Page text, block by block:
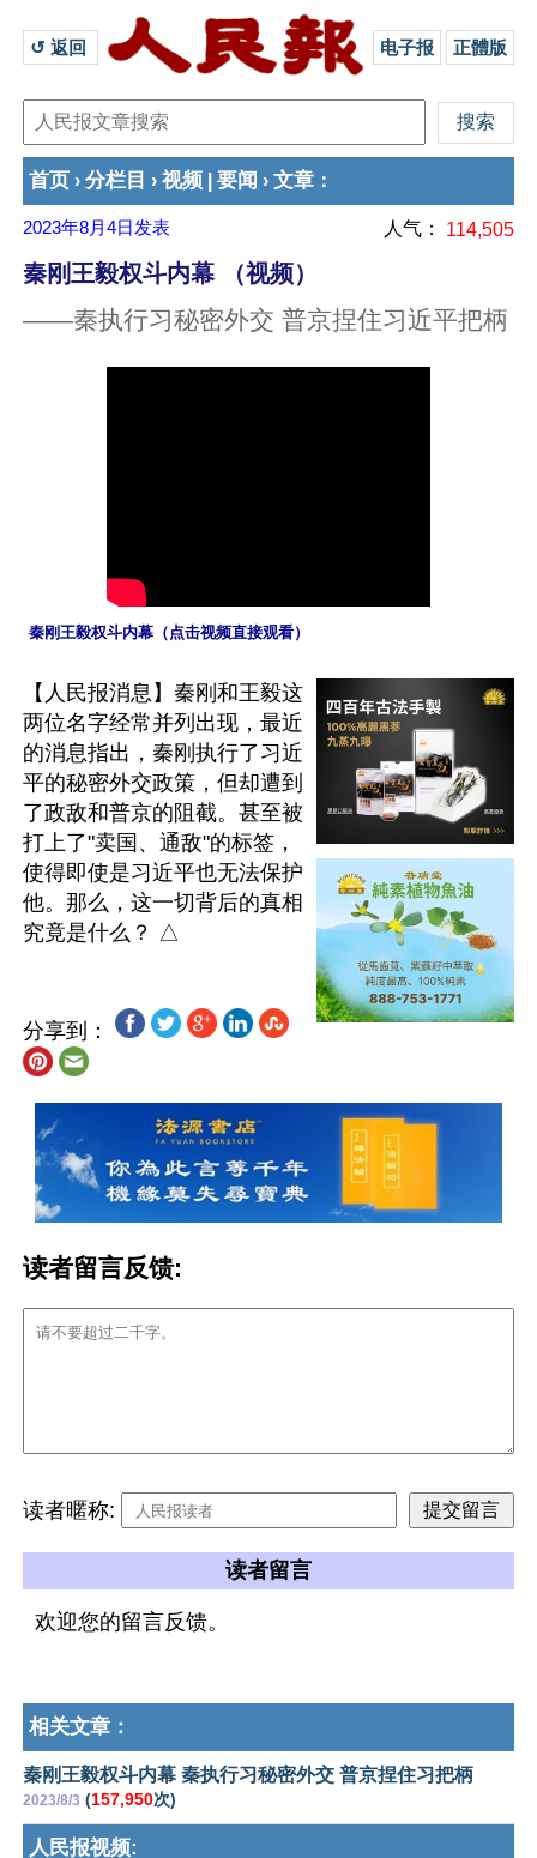
↺ 返回 电子报 正體版
首页 › 分栏目 › 视频 要闻 › 文章 ：
2023年8月4日 发表 人气： 114,505
秦刚王毅权斗内幕 （视频）
——秦执行习秘密外交 普京捏住习近平把柄
秦刚王毅权斗内幕（点击视频直接观看）
【人民报消息】秦刚和王毅这
两位名字经常并列出现，最近
的消息指出，秦刚执行了习近
平的秘密外交政策，但却遭到
了政敌和普京的阻截。甚至被
打上了"卖国、通敌"的标签，
使得即使是习近平也无法保护
他。那么，这一切背后的真相
分享到：
读者留言反馈:
读者暱称:
读者留言
欢迎您的留言反馈。
相关文章：
秦刚王毅权斗内幕 秦执行习秘密外交 普京捏住习把柄
2023/8/3 (157,950次)
人民报视频: